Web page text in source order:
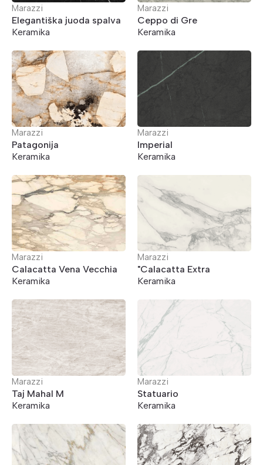
Marazzi
Elegantiška juoda spalva
Keramika
Marazzi
Ceppo di Gre
Keramika
Marazzi
Patagonija
Keramika
Marazzi
Imperial
Keramika
Marazzi
Calacatta Vena Vecchia
Keramika
Marazzi
"Calacatta Extra
Keramika
Marazzi
Taj Mahal M
Keramika
Marazzi
Statuario
Keramika